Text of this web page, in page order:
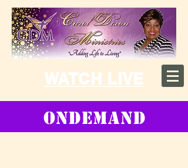
WATCH LIVE
ONDEMAND